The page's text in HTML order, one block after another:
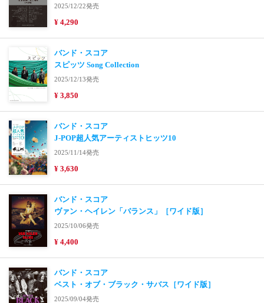
2025/12/22発売
¥ 4,290
バンド・スコア
スピッツ Song Collection
2025/12/13発売
¥ 3,850
バンド・スコア
J-POP超人気アーティストヒッツ10
2025/11/14発売
¥ 3,630
バンド・スコア
ヴァン・ヘイレン「バランス」［ワイド版］
2025/10/06発売
¥ 4,400
バンド・スコア
ベスト・オブ・ブラック・サバス［ワイド版］
2025/09/04発売